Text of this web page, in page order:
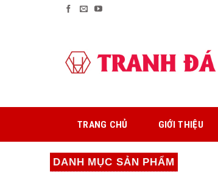
TRANG CHỦ GIỚI THIỆU
DANH MỤC SẢN PHẨM